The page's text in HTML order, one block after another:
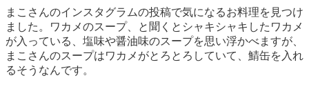
まこさんのインスタグラムの投稿で気になるお料理を見つけ
ました。ワカメのスープ、と聞くとシャキシャキしたワカメ
が入っている、塩味や醤油味のスープを思い浮かべますが、
まこさんのスープはワカメがとろとろしていて、鯖缶を入れ
るそうなんです。